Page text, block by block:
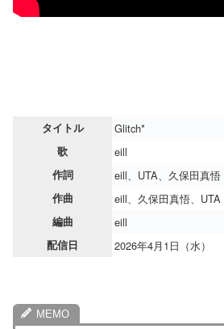
タイトル Glitch*
歌 eill
作詞 eill、UTA、久保田真悟
作曲 eill、久保田真悟、UTA
編曲 eill
配信日 2026年4月1日（水）